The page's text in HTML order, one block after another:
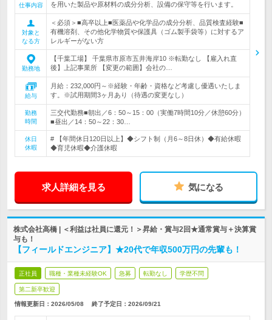
仕事内容
を用いた製品や原材料の成分分析、設備の保守等を行います。
対象と
なる方
＜必須＞■高卒以上■医薬品や化学品の成分分析、品質検査経験■
有機溶剤、その他化学物質や保護具（ゴム製手袋等）に対するア
レルギーがない方
勤務地
【千葉工場】 千葉県市原市五井海岸10 ※転勤なし 【雇入れ直
後】上記事業所 【変更の範囲】会社の…
給与
月給：232,000円～※経験・年齢・資格など考慮し優遇いたしま
す。※試用期間3ヶ月あり（待遇の変更なし）
勤務
時間
三交代勤務■朝出／6：50～15：00（実働7時間10分／休憩60分）
■昼出／14：50～22：30…
休日
休暇
# 【年間休日120日以上】◆シフト制（月6～8日休）◆有給休暇
◆育児休暇◆介護休暇
求人詳細を見る 気になる
株式会社高橋 | ＜利益は社員に還元！＞昇給・賞与2回★通常賞与＋決算賞
与も！
【フィールドエンジニア】★20代で年収500万円の先輩も！
正社員 職種・業種未経験OK 急募 転勤なし 学歴不問
第二新卒歓迎
情報更新日：2026/05/08 終了予定日： 2026/09/21